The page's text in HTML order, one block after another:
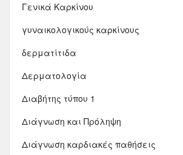
Γενικά Καρκίνου
γυναικολογικούς καρκίνους
δερματίτιδα
Δερματολογία
Διαβήτης τύπου 1
Διάγνωση και Πρόληψη
Διάγνωση καρδιακές παθήσεις